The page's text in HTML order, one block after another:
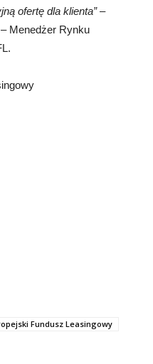
ofertę dla klienta”–
– Menedżer Rynku
Fundusz Leasingowy